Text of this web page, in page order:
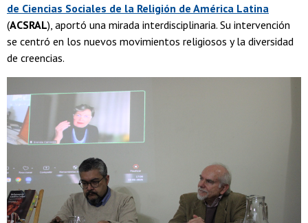
de Ciencias Sociales de la Religión de América Latina
(ACSRAL), aportó una mirada interdisciplinaria. Su intervención
se centró en los nuevos movimientos religiosos y la diversidad
de creencias.